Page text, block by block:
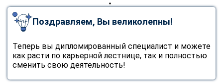
Поздравляем, Вы великолепны!
Теперь вы дипломированный специалист и можете
как расти по карьерной лестнице, так и полностью
сменить свою деятельность!